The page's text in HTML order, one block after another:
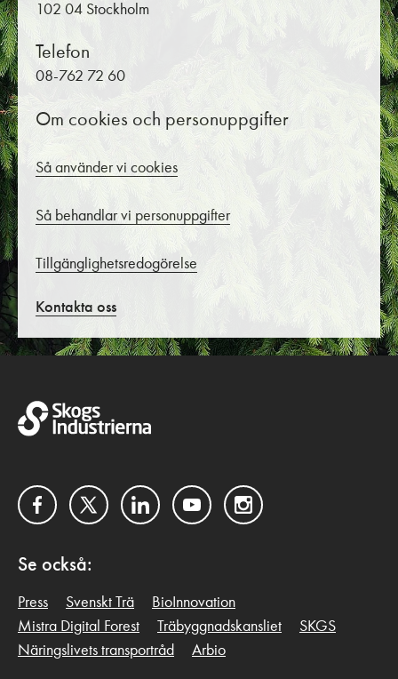
102 04 Stockholm
Telefon
08-762 72 60
Om cookies och personuppgifter
Så använder vi cookies
Så behandlar vi personuppgifter
Tillgänglighetsredogörelse
Kontakta oss
FacebookTwitterLinkedInYouTubeInstagram
Se också:
Press Svenskt Trä
BioInnovation
Mistra Digital Forest
Träbyggnadskansliet
SKGS
Näringslivets transportråd
Arbio